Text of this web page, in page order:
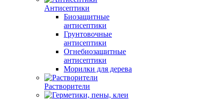
Антисептики
Биозащитные
антисептики
Грунтовочные
антисептики
Огнебиозащитные
антисептики
Морилки для дерева
Растворители